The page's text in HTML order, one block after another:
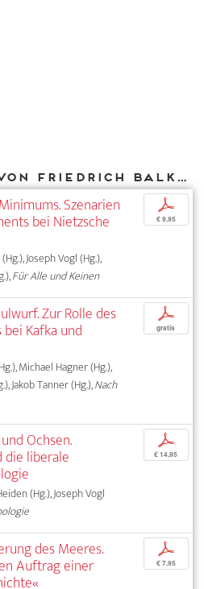
Weitere Texte von Friedrich Balke bei DIAPHANES
Szenarien
bei Nietzsche
Joseph Vogl (Hg.),
Für Alle und Keinen
p
€ 9,95
Zur Rolle des
Kafka und
Michael Hagner (Hg.),
Jakob Tanner (Hg.),Nach
p
gratis
Ochsen.
die liberale
(Hg.), Joseph Vogl
p
€ 14,95
des Meeres.
Auftrag einer
p
€ 7,95